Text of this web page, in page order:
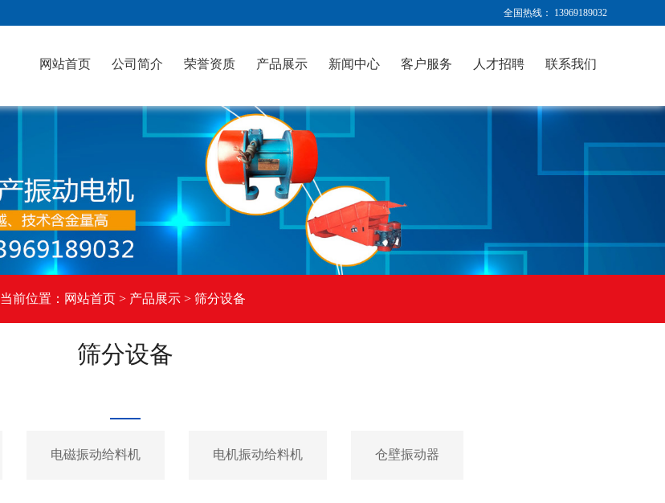
全国热线： 13969189032
网站首页 公司简介 荣誉资质 产品展示 新闻中心 客户服务 人才招聘 联系我们
当前位置： 网站首页 > 产品展示 > 筛分设备
筛分设备
电磁振动给料机 电机振动给料机 仓壁振动器